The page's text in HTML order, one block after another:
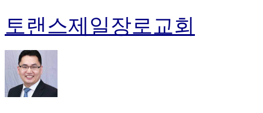
토랜스제일장로교회